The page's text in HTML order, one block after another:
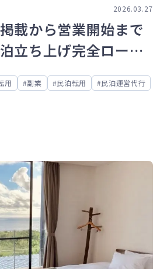
2026.03.27
載から営業開始まで
立ち上げ完全ロード
用 副業 民泊転用
民泊運営代行